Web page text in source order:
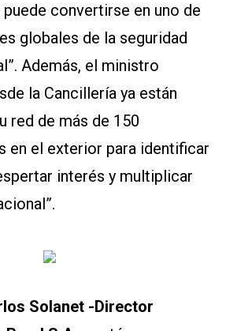
convertirse en uno de
globales de la seguridad
Además, el ministro
la Cancillería ya están
red de más de 150
en el exterior para identificar
interés y multiplicar
Solanet -Director